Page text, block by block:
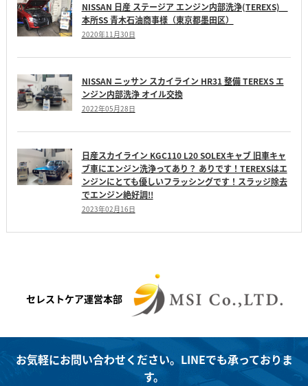
NISSAN 日産 ステージア エンジン内部洗浄(TEREXS)
本所SS 青木石油商事様（東京都墨田区）
2020年11月30日
NISSAN ニッサン スカイライン HR31 整備 TEREXS エ
ンジン内部洗浄 オイル交換
2022年05月28日
日産スカイライン KGC110 L20 SOLEXキャブ 旧車キャ
ブ車にエンジン洗浄ってあり？ ありです！TEREXSはエ
ンジンにとても優しいフラッシングです！スラッジ除去
でエンジン絶好調!!
2023年02月16日
セレストケア運営本部
お気軽にお問い合わせください。LINEでも承っておりま
す。